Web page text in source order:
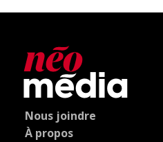
Nous joindre
À propos